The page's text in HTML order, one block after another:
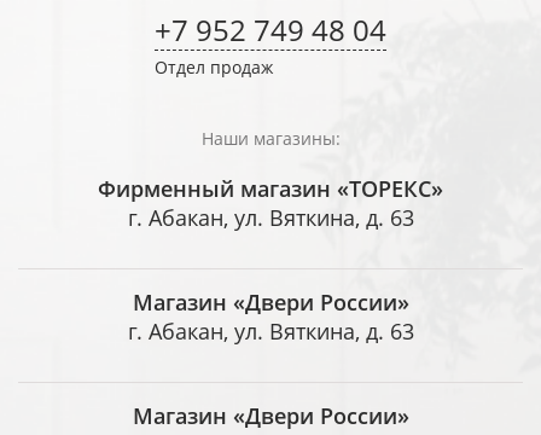
+7 952 749 48 04
Отдел продаж
Наши магазины:
Фирменный магазин «ТОРЕКС»
г. Абакан, ул. Вяткина, д. 63
Магазин «Двери России»
г. Абакан, ул. Вяткина, д. 63
Магазин «Двери России»